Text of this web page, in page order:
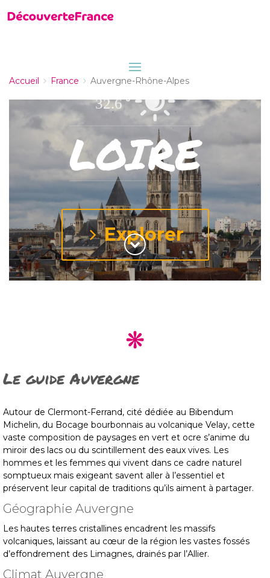
Accueil France Auvergne-Rhône-Alpes
32.6
LOIRE
Explorer
Le guide Auvergne
Autour de Clermont-Ferrand, cité dédiée au Bibendum
Michelin, du Bocage bourbonnais au volcanique Velay, cette
vaste composition de paysages en vert et ocre s’anime du
miroir des lacs ou du scintillement des eaux vives. Les
hommes et les femmes qui vivent dans ce cadre naturel
somptueux mais exigeant savent aller à l’essentiel et
préservent leur capital de traditions qu’ils aiment à partager.
Géographie Auvergne
Les hautes terres cristallines encadrent les massifs
volcaniques, laissant au cœur de la région les vastes fossés
d’effondrement des Limagnes, drainés par l’Allier.
Climat Auvergne